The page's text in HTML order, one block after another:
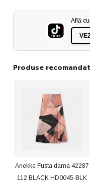
CMLV
CMLV
Află
Produse
Anekke Fusta dama 42287
112 BLACK HD0045-BLK